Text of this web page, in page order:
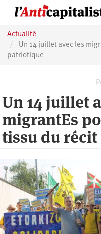
principal
Actualité
Un 14 juillet avec les
patriotique
Un 14 juillet
migrantEs
tissu du